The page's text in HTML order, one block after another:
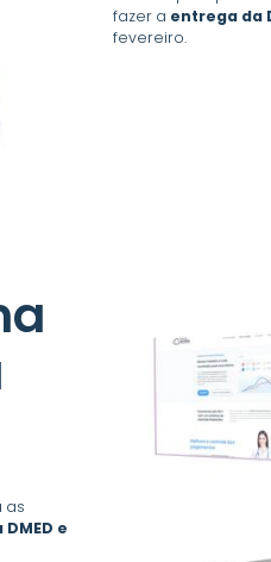
fazer a entrega da
fevereiro.
as
e